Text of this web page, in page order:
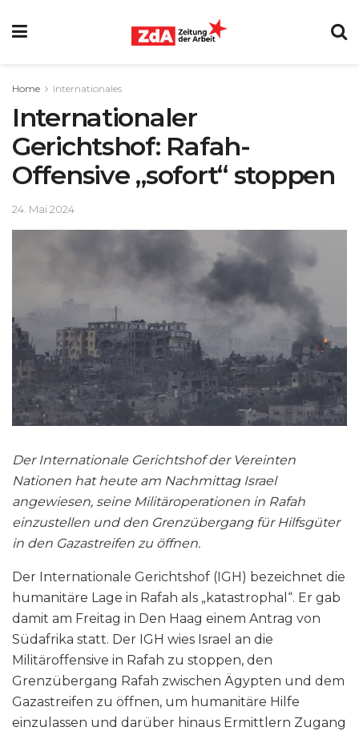
Home Internationales
Internationaler
Gerichtshof: Rafah-
Offensive „sofort“ stoppen
24. Mai 2024
Der Internationale Gerichtshof der Vereinten
Nationen hat heute am Nachmittag Israel
angewiesen, seine Militäroperationen in Rafah
einzustellen und den Grenzübergang für Hilfsgüter
in den Gazastreifen zu öffnen.
Der Internationale Gerichtshof (IGH) bezeichnet die
humanitäre Lage in Rafah als „katastrophal“. Er gab
damit am Freitag in Den Haag einem Antrag von
Südafrika statt. Der IGH wies Israel an die
Militäroffensive in Rafah zu stoppen, den
Grenzübergang Rafah zwischen Ägypten und dem
Gazastreifen zu öffnen, um humanitäre Hilfe
einzulassen und darüber hinaus Ermittlern Zugang